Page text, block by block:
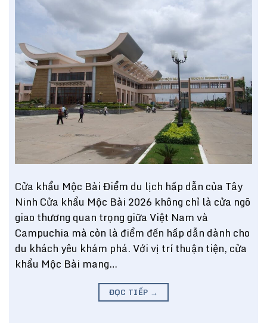
Cửa khẩu Mộc Bài Điểm du lịch hấp dẫn của Tây
Ninh Cửa khẩu Mộc Bài 2026 không chỉ là cửa ngõ
giao thương quan trọng giữa Việt Nam và
Campuchia mà còn là điểm đến hấp dẫn dành cho
du khách yêu khám phá. Với vị trí thuận tiện, cửa
khẩu Mộc Bài mang…
ĐỌC TIẾP →